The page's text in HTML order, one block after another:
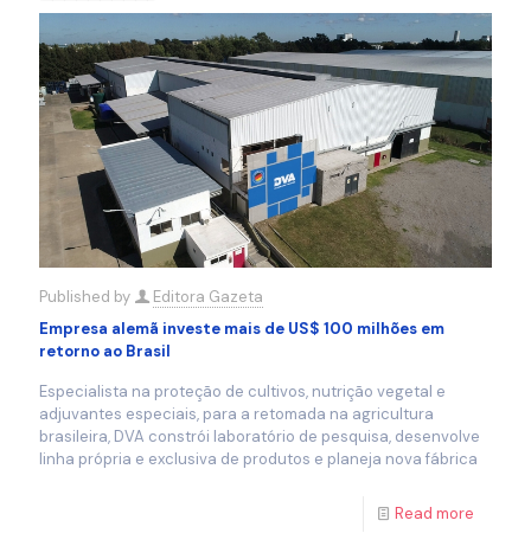
Published by
Editora Gazeta
Empresa alemã investe mais de US$ 100 milhões em
retorno ao Brasil
Especialista na proteção de cultivos, nutrição vegetal e
adjuvantes especiais, para a retomada na agricultura
brasileira, DVA constrói laboratório de pesquisa, desenvolve
linha própria e exclusiva de produtos e planeja nova fábrica
Read more